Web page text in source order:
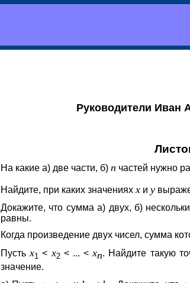
Руководители Иван
На какие а) две части, б) n частей нужно
Найдите, при каких значениях x и y
Докажите, что сумма а) двух, б)
равны.
Когда произведение двух чисел, сумма
Пустьx1 < x2< ... <xn. Найдите такую
значение.